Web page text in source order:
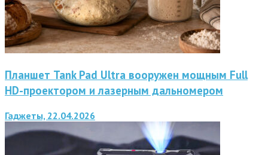
Планшет Tank Pad Ultra вооружен мощным Full
HD-проектором и лазерным дальномером
Гаджеты, 22.04.2026